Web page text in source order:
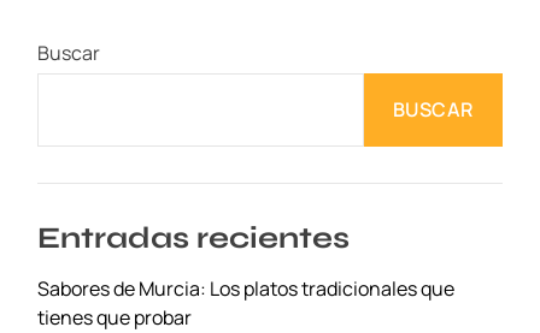
e
a
d
Buscar
BUSCAR
Entradas recientes
Sabores de Murcia: Los platos tradicionales que
tienes que probar